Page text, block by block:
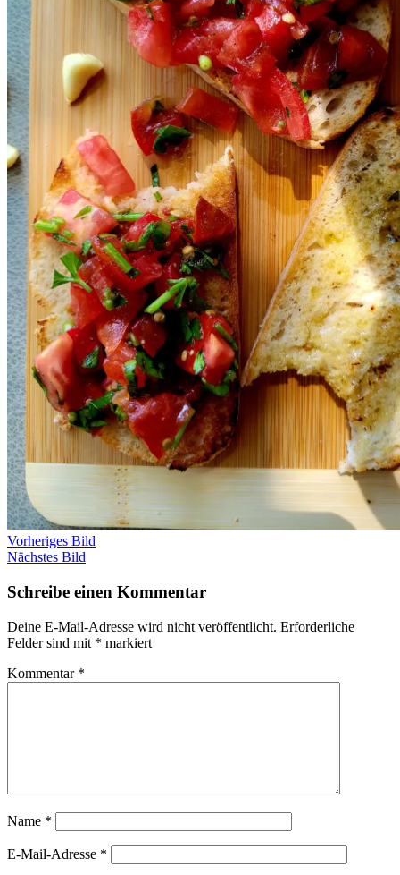
Vorheriges Bild
Nächstes Bild
Schreibe einen Kommentar
Deine E-Mail-Adresse wird nicht veröffentlicht. Erforderliche
Felder sind mit * markiert
Kommentar *
Name *
E-Mail-Adresse *